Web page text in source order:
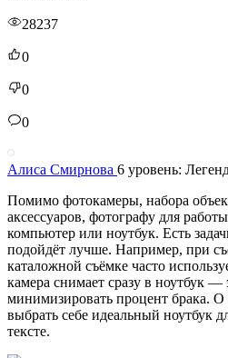
28237
0
0
0
Алиса Смирнова 6 уровень:
Помимо фотокамеры, набора
аксессуаров, фотографу для
компьютер или ноутбук. Есть
подойдёт лучше. Например, при
каталожной съёмке часто
камера снимает сразу в ноутбук —
минимизировать процент брака. О
выбрать себе идеальный ноутбук
тексте.